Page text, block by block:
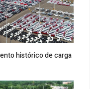
histórico de carga